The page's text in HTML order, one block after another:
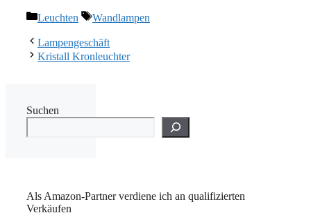
Kategorien
Leuchten Schlagwörter
Wandlampen
Lampengeschäft
Kristall Kronleuchter
Suchen
Als Amazon-Partner verdiene ich an qualifizierten
Verkäufen